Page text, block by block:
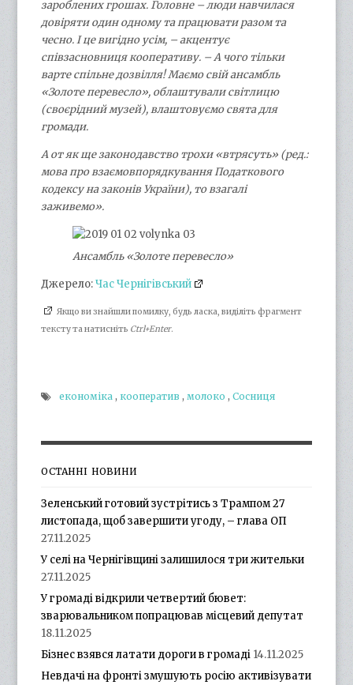
зароблених грошах. Головне – люди навчилася
довіряти один одному та працювати разом та
чесно. І це вигідно усім, – акцентує
співзасновниця кооперативу. – А чого тільки
варте спільне дозвілля! Маємо свій ансамбль
«Золоте перевесло», облаштували світлицю
(своєрідний музей), влаштовуємо свята для
громади.
А от як ще законодавство трохи «втрясуть» (ред.:
мова про взаємовпорядкування Податкового
кодексу на законів України), то взагалі
заживемо».
Ансамбль «Золоте перевесло»
Джерело:Час Чернігівський
Якщо ви знайшли помилку, будь ласка, виділіть фрагмент
тексту та натисніть Ctrl+Enter.
економіка , кооператив ,молоко ,Сосниця
ОСТАННІ НОВИНИ
Зеленський готовий зустрітись з Трампом 27
листопада, щоб завершити угоду, – глава ОП
27.11.2025
У селі на Чернігівщині залишилося три жительки
27.11.2025
У громаді відкрили четвертий бювет:
зварювальником попрацював місцевий депутат
18.11.2025
Бізнес взявся латати дороги в громаді 14.11.2025
Невдачі на фронті змушують росію активізувати